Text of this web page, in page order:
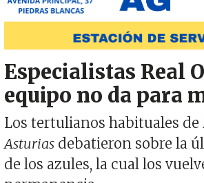
Especialistas Real
equipo no da para
Los tertulianos habituales de
Asturias debatieron sobre la
de los azules, la cual los